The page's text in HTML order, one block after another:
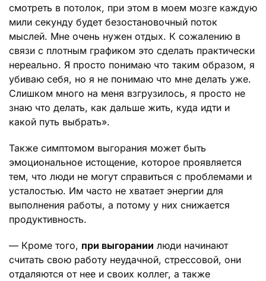
смотреть в потолок, при этом в моем мозге каждую
мили секунду будет безостановочный поток
мыслей. Мне очень нужен отдых. К сожалению в
связи с плотным графиком это сделать практически
нереально. Я просто понимаю что таким образом, я
убиваю себя, но я не понимаю что мне делать уже.
Слишком много на меня взгрузилось, я просто не
знаю что делать, как дальше жить, куда идти и
какой путь выбрать».
Также симптомом выгорания может быть
эмоциональное истощение, которое проявляется
тем, что люди не могут справиться с проблемами и
усталостью. Им часто не хватает энергии для
выполнения работы, а потому у них снижается
продуктивность.
— Кроме того, при выгорании люди начинают
считать свою работу неудачной, стрессовой, они
отдаляются от нее и своих коллег, а также